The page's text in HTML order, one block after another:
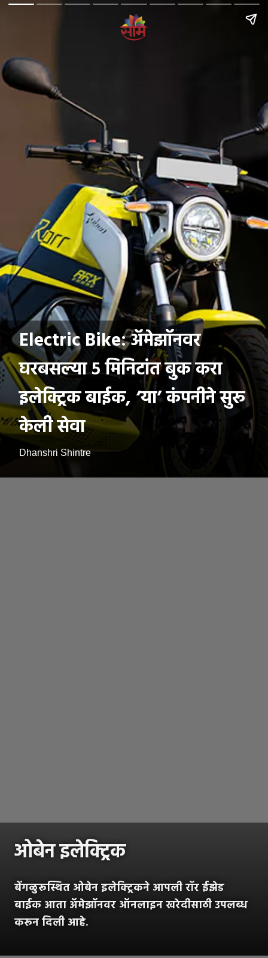
Electric Bike: अ‍ॅमेझॉनवर
घरबसल्या ५ मिनिटांत बुक करा
इलेक्ट्रिक बाईक, ‘या’ कंपनीने सुरू
केली सेवा
Dhanshri Shintre
ओबेन इलेक्ट्रिक
बेंगळुरूस्थित ओबेन इलेक्ट्रिकने आपली रॉर ईझेड
बाईक आता अ‍ॅमेझॉनवर ऑनलाइन खरेदीसाठी उपलब्ध
करून दिली आहे.